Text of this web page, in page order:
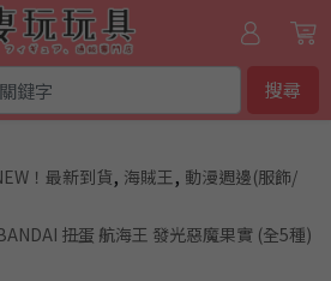
搜尋
！最新到貨, 海賊王, 動漫週邊(服飾/
扭蛋 航海王 發光惡魔果實 (全5種)